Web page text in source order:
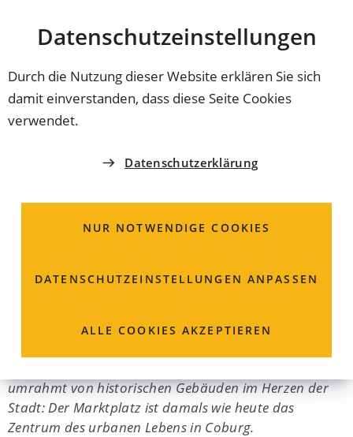
Datenschutz­einstellungen
Durch die Nutzung dieser Website erklären Sie sich
damit einverstanden, dass diese Seite Cookies
verwendet.
Datenschutzerklärung
NUR NOTWENDIGE COOKIES
DATENSCHUTZ­EINSTELLUNGEN ANPASSEN
ALLE COOKIES AKZEPTIEREN
INHALT ANSPRINGEN
Coburg
Marktplatz
umrahmt von historischen Gebäuden im Herzen der
Stadt: Der Marktplatz ist damals wie heute das
Zentrum des urbanen Lebens in Coburg.